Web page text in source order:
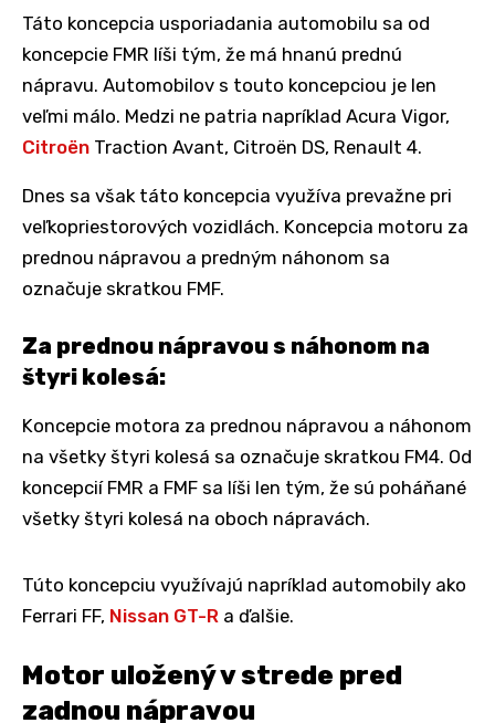
Táto koncepcia usporiadania automobilu sa od
koncepcie FMR líši tým, že má hnanú prednú
nápravu. Automobilov s touto koncepciou je len
veľmi málo. Medzi ne patria napríklad Acura Vigor,
Citroën Traction Avant, Citroën DS, Renault 4.
Dnes sa však táto koncepcia využíva prevažne pri
veľkopriestorových vozidlách. Koncepcia motoru za
prednou nápravou a predným náhonom sa
označuje skratkou FMF.
Za prednou nápravou s náhonom na
štyri kolesá:
Koncepcie motora za prednou nápravou a náhonom
na všetky štyri kolesá sa označuje skratkou FM4. Od
koncepcií FMR a FMF sa líši len tým, že sú poháňané
všetky štyri kolesá na oboch nápravách.
Túto koncepciu využívajú napríklad automobily ako
Ferrari FF, Nissan GT-R a ďalšie.
Motor uložený v strede pred
zadnou nápravou